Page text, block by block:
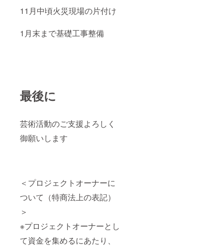
11月中頃火災現場の片付け
1月末まで基礎工事整備
最後に
芸術活動のご支援よろしく
御願いします
＜プロジェクトオーナーに
ついて（特商法上の表記）
＞
※プロジェクトオーナーとし
て資金を集めるにあたり、